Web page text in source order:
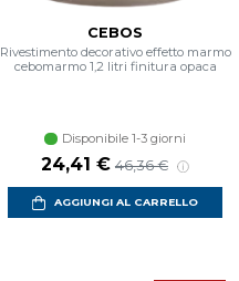
CEBOS
Rivestimento decorativo effetto marmo
cebomarmo 1,2 litri finitura opaca
Disponibile 1-3 giorni
Prezzo scontato
24,41 € Prezzo di listino
46,36 €
AGGIUNGI AL CARRELLO